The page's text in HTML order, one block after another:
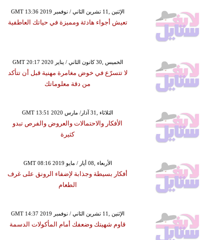
GMT 13:36 2019 الإثنين ,11 تشرين الثاني / نوفمبر
تعيش أجواء هادئة ومميزة في حياتك العاطفية
GMT 20:17 2020 الخميس ,30 كانون الثاني / يناير
لا تتسرّع في خوض مغامرة مهنية قبل أن تتأكد
من دقة معلوماتك
GMT 13:51 2020 الثلاثاء ,31 آذار/ مارس
الأفكار والاحتمالات والعروض والفرص تبدو
كثيرة
GMT 08:16 2019 الأربعاء ,08 أيار / مايو
أفكار بسيطة وجذابة لإضفاء الرونق على غرف
الطعام
GMT 14:37 2019 الإثنين ,11 تشرين الثاني / نوفمبر
قاوم شهيتك وضعفك أمام المأكولات الدسمة